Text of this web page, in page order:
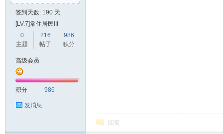
签到天数: 190 天
[LV.7]常住居民III
0
主题
216
帖子
986
积分
高级会员
积分 986
发消息
回复